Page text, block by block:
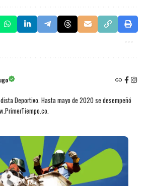
Deportivo. Hasta mayo de 2020 se desempeñó